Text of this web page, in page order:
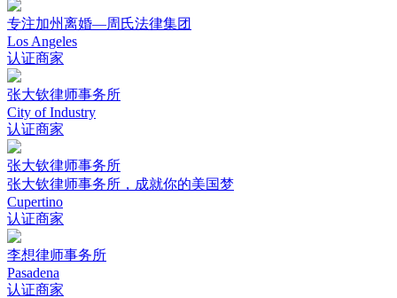
专注加州离婚—周氏法律集团
Los Angeles
认证商家
张大钦律师事务所
City of Industry
认证商家
张大钦律师事务所
张大钦律师事务所，成就你的美国梦
Cupertino
认证商家
李想律师事务所
Pasadena
认证商家